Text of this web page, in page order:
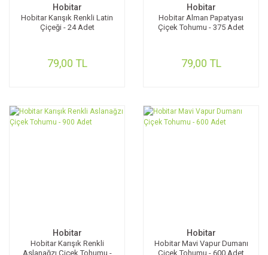
Hobitar
Hobitar Karışık Renkli Latin
Çiçeği - 24 Adet
79,00 TL
Hobitar
Hobitar Alman Papatyası
Çiçek Tohumu - 375 Adet
79,00 TL
Hobitar
Hobitar Karışık Renkli
Aslanağzı Çiçek Tohumu -
Hobitar
Hobitar Mavi Vapur Dumanı
Çiçek Tohumu - 600 Adet